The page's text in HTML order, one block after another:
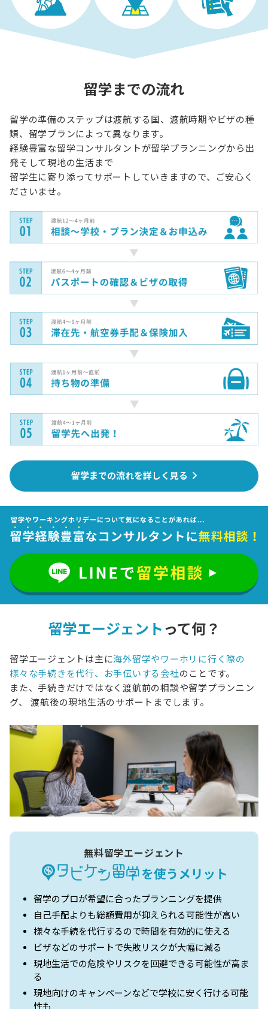
留学までの流れ
留学の準備のステップは渡航する国、渡航時期やビザの種
類、留学プランによって異なります。
経験豊富な留学コンサルタントが留学プランニングから出
発そして現地の生活まで
留学生に寄り添ってサポートしていきますので、ご安心く
ださいませ。
留学までの流れを詳しく見る
留学エージェント って何？
留学エージェントは主に海外留学やワーホリに行く際の
様々な手続きを代行、お手伝いする会社のことです。
また、手続きだけではなく渡航前の相談や留学プランニン
グ、
渡航後の現地生活のサポートまでします。
無料留学エージェント
留学のプロが希望に合ったプランニングを提供
自己手配よりも総額費用が抑えられる可能性が高い
様々な手続を代行するので時間を有効的に使える
ビザなどのサポートで失敗リスクが大幅に減る
現地生活での危険やリスクを回避できる可能性が高ま
る
現地向けのキャンペーンなどで学校に安く行ける可能
性も